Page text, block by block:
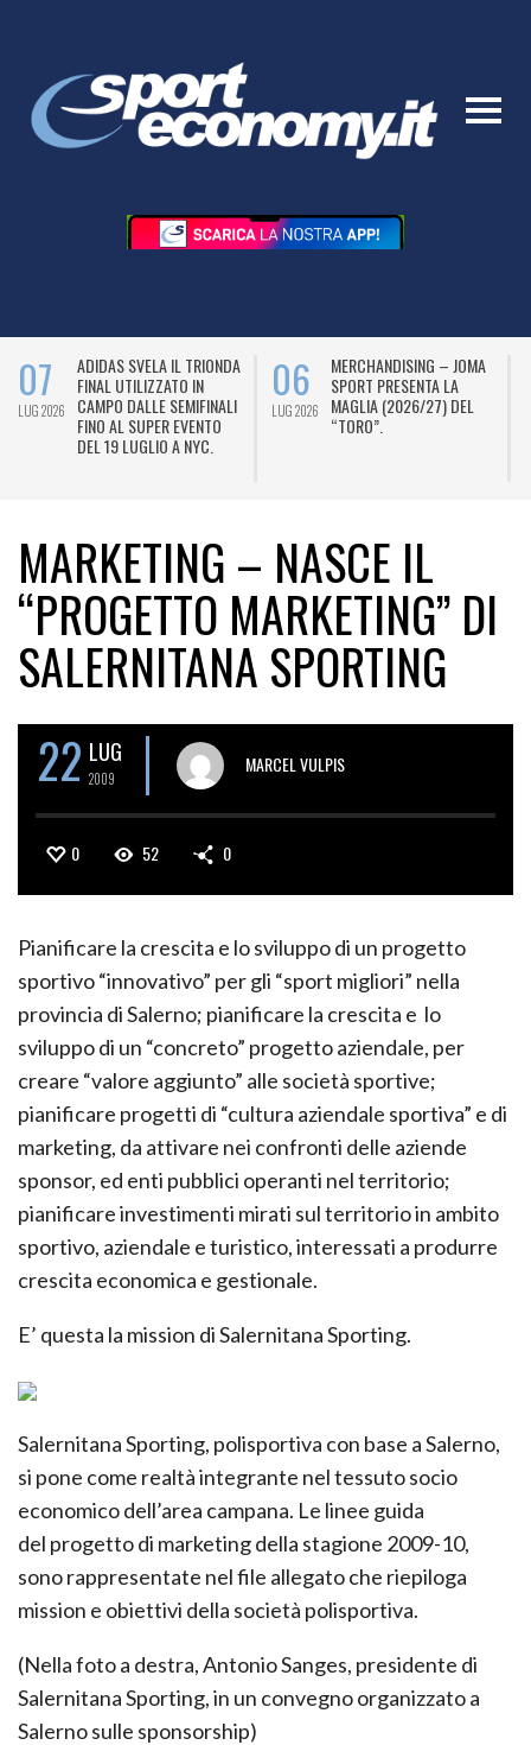
07
LUG 2026
ADIDAS SVELA IL TRIONDA
FINAL UTILIZZATO IN
CAMPO DALLE SEMIFINALI
FINO AL SUPER EVENTO
DEL 19 LUGLIO A NYC.
06
LUG 2026
MERCHANDISING – JOMA
SPORT PRESENTA LA
MAGLIA (2026/27) DEL
“TORO”.
MARKETING – NASCE IL
“PROGETTO MARKETING” DI
SALERNITANA SPORTING
22 LUG
2009
MARCEL VULPIS
0 52 0
Pianificare la crescita e lo sviluppo di un progetto
sportivo “innovativo” per gli “sport migliori” nella
provincia di Salerno; pianificare la crescita e lo
sviluppo di un “concreto” progetto aziendale, per
creare “valore aggiunto” alle società sportive;
pianificare progetti di “cultura aziendale sportiva” e di
marketing, da attivare nei confronti delle aziende
sponsor, ed enti pubblici operanti nel territorio;
pianificare investimenti mirati sul territorio in ambito
sportivo, aziendale e turistico, interessati a produrre
crescita economica e gestionale.
E’ questa la mission di Salernitana Sporting.
Salernitana Sporting, polisportiva con base a Salerno,
si pone come realtà integrante nel tessuto socio
economico dell’area campana. Le linee guida
del progetto di marketing della stagione 2009-10,
sono rappresentate nel file allegato che riepiloga
mission e obiettivi della società polisportiva.
(Nella foto a destra, Antonio Sanges, presidente di
Salernitana Sporting, in un convegno organizzato a
Salerno sulle sponsorship)